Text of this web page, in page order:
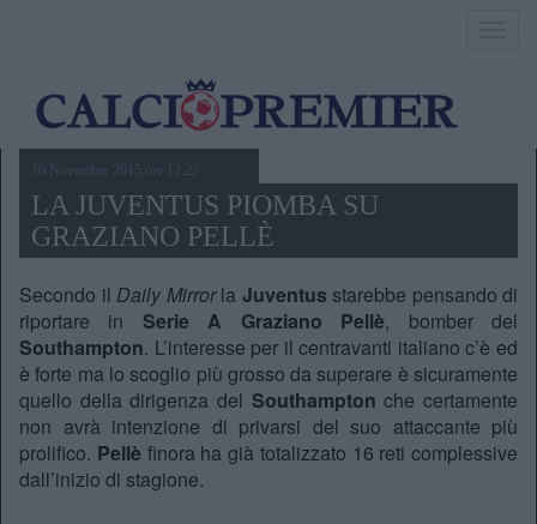
10 Novembre 2015,ore 12.22
LA JUVENTUS PIOMBA SU
GRAZIANO PELLÈ
Secondo il Daily Mirrorla Juventus starebbe pensando di
riportare in Serie A Graziano Pellè, bomber del
Southampton. L’interesse per il centravanti italiano c’è ed
è forte ma lo scoglio più grosso da superare è sicuramente
quello della dirigenza del Southampton che certamente
non avrà intenzione di privarsi del suo attaccante più
prolifico. Pellè finora ha già totalizzato 16 reti complessive
dall’inizio di stagione.